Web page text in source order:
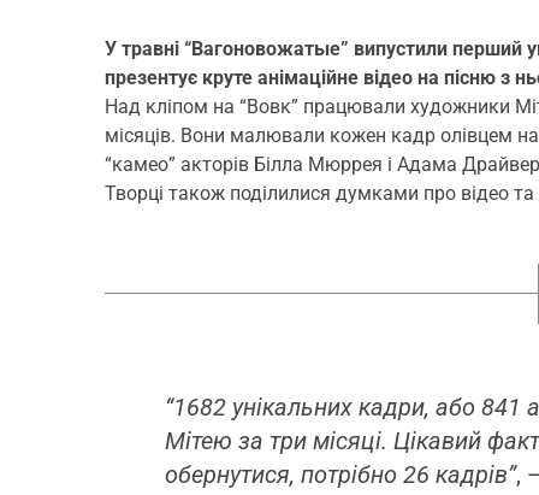
У травні “Вагоновожатые” випустили перший
презентує круте анімаційне відео на пісню з
Над кліпом на “Вовк” працювали художники
місяців. Вони малювали кожен кадр олівцем
“камео” акторів Білла Мюррея і Адама
Творці також поділилися думками про відео
“1682 унікальних кадри, або
Мітею за три місяці. Цікавий
обернутися, потрібно 26 кадрів”,